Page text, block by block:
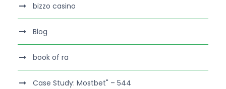
bizzo casino
Blog
book of ra
Case Study: Mostbet" – 544